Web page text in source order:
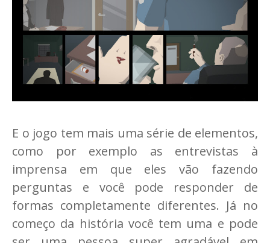
E o jogo tem mais uma série de elementos,
como por exemplo as entrevistas à
imprensa em que eles vão fazendo
perguntas e você pode responder de
formas completamente diferentes. Já no
começo da história você tem uma e pode